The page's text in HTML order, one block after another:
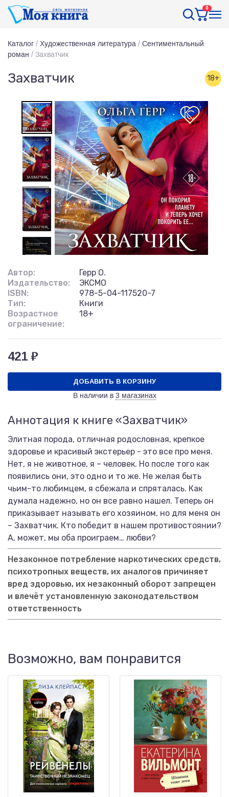
0
Каталог / Художественная литература / Сентиментальный
роман / Захватчик
Захватчик 18+
Автор:
Герр О.
Издательство:
ЭКСМО
ISBN:
978-5-04-117520-7
Тип:
Книги
Возрастное
ограничение:
18+
421 ₽
ДОБАВИТЬ В КОРЗИНУ
В наличии в 3 магазинах
Аннотация к книге «Захватчик»
Элитная порода, отличная родословная, крепкое
здоровье и красивый экстерьер - это все про меня.
Нет, я не животное, я – человек. Но после того как
появились они, это одно и то же. Не желая быть
чьим-то любимцем, я сбежала и спряталась. Как
думала надежно, но он все равно нашел. Теперь он
приказывает называть его хозяином, но для меня он
– Захватчик. Кто победит в нашем противостоянии?
А, может, мы оба проиграем… любви?
Незаконное потребление наркотических средств,
психотропных веществ, их аналогов причиняет
вред здоровью, их незаконный оборот запрещен
и влечёт установленную законодательством
ответственность
Возможно, вам понравится